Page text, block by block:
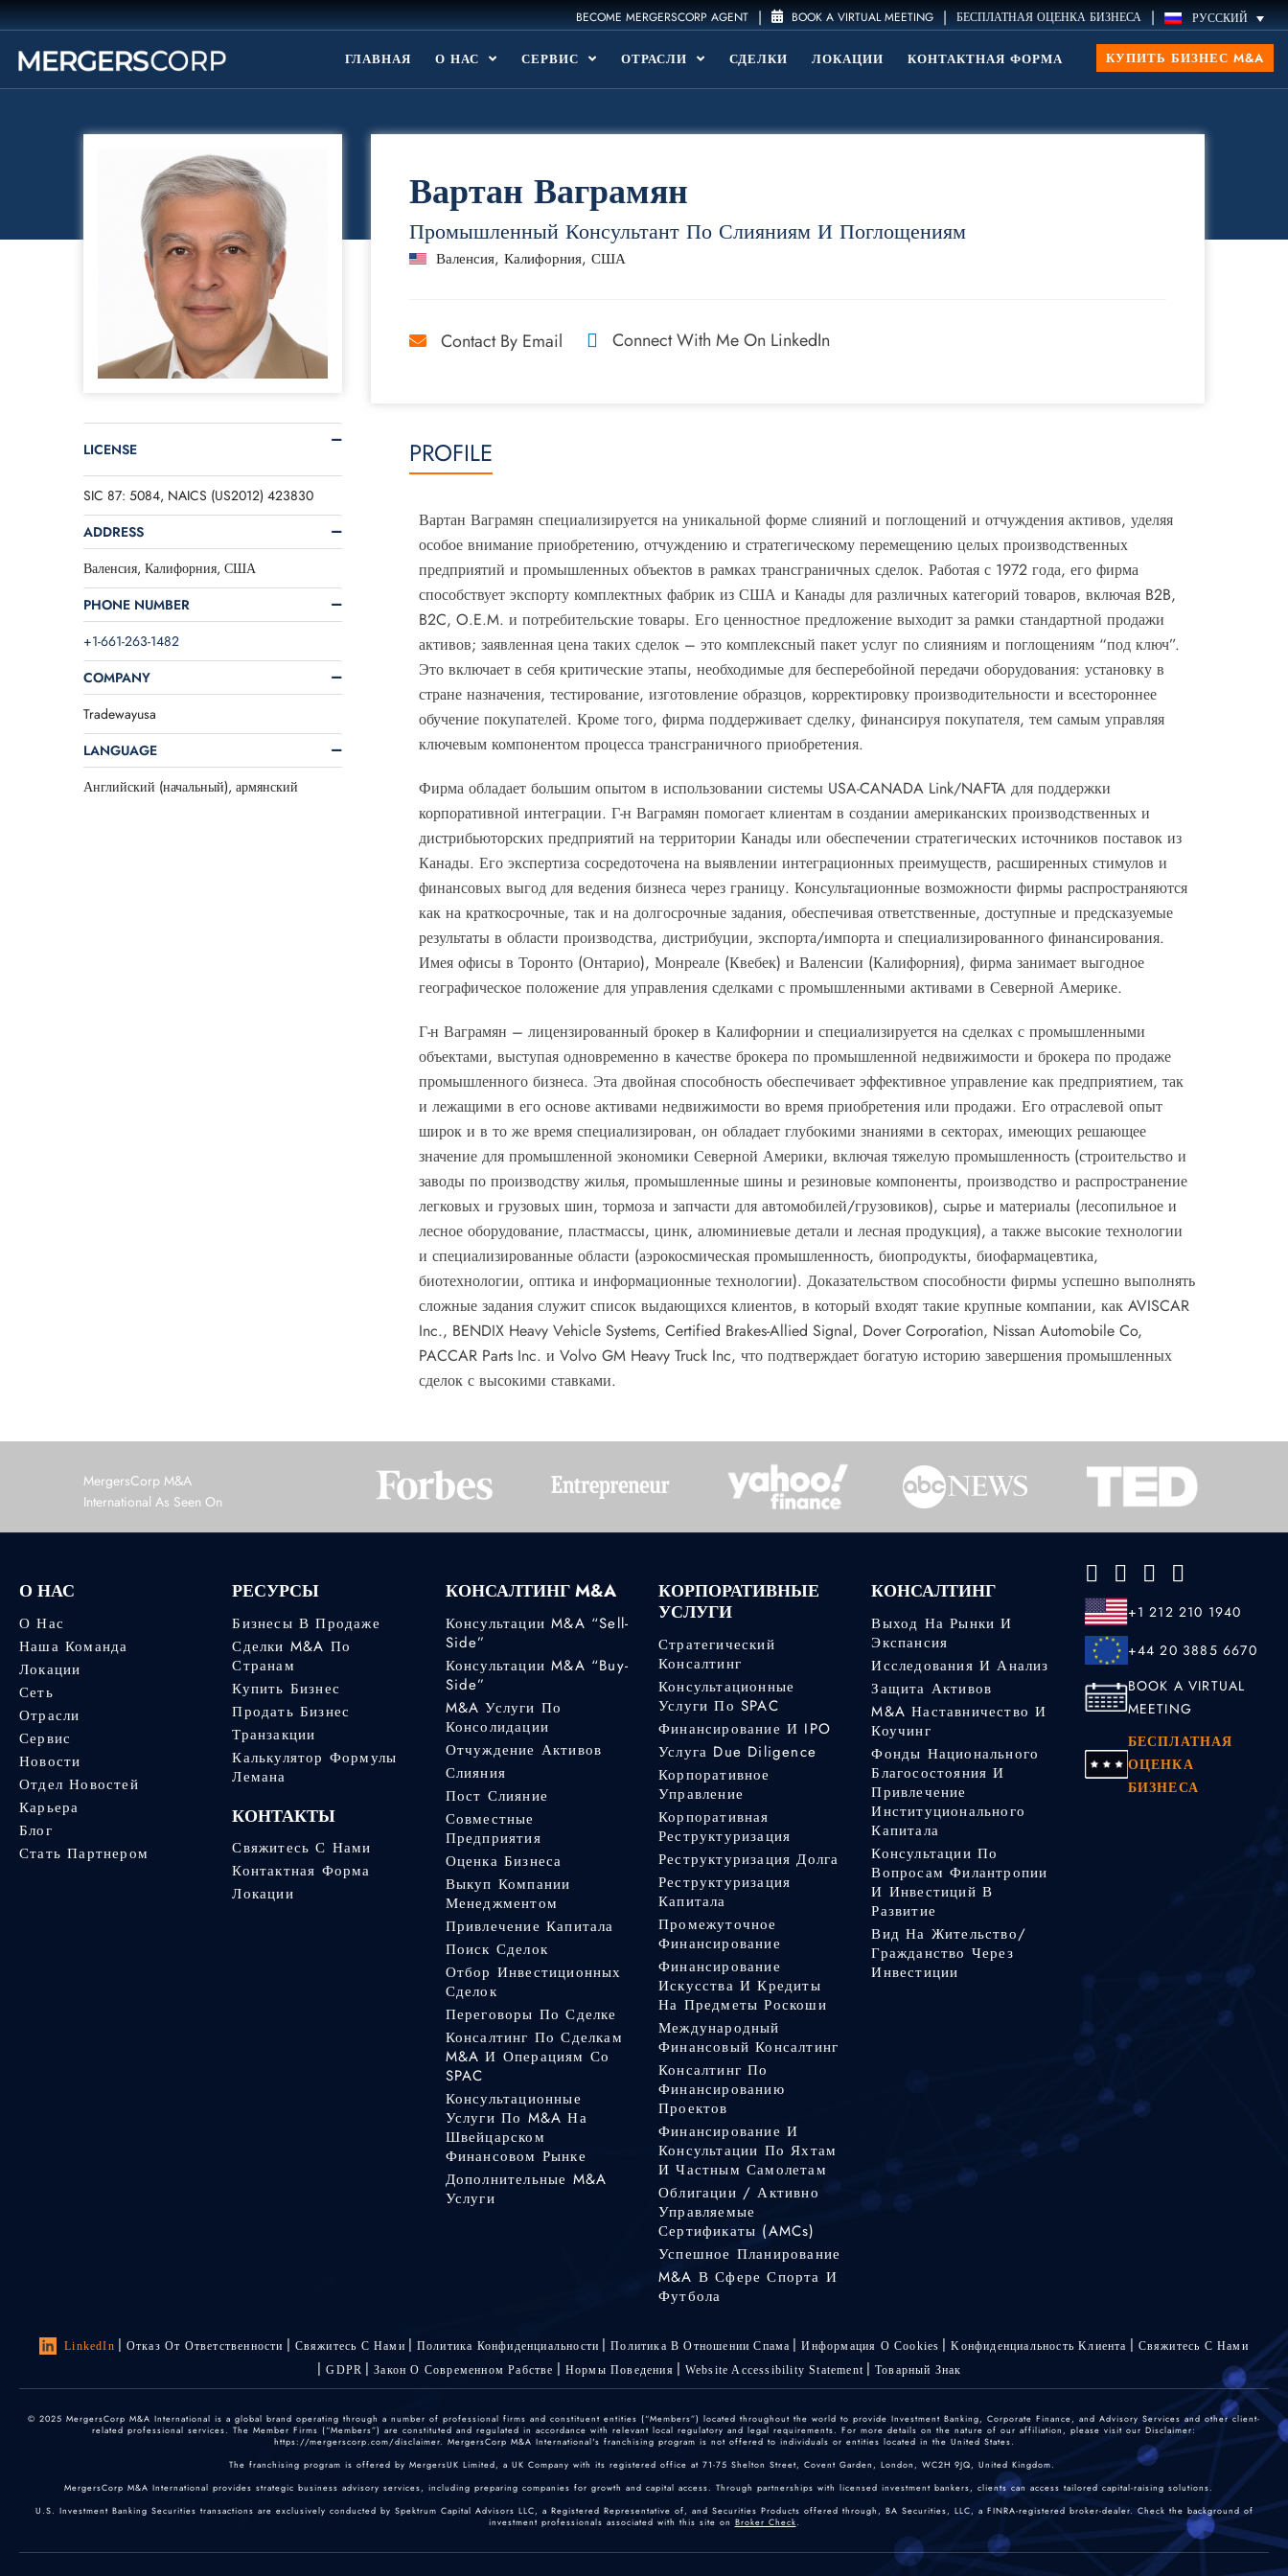
BECOME MERGERSCORP AGENT | BOOK A VIRTUAL MEETING | БЕСПЛАТНАЯ ОЦЕНКА БИЗНЕСА | РУССКИЙ
ГЛАВНАЯ О НАС СЕРВИС ОТРАСЛИ СДЕЛКИ ЛОКАЦИИ КОНТАКТНАЯ ФОРМА КУПИТЬ БИЗНЕС M&A
Вартан Ваграмян
Промышленный Консультант По Слияниям И Поглощениям
Валенсия, Калифорния, США
Contact By Email Connect With Me On LinkedIn
LICENSE
SIC 87: 5084, NAICS (US2012) 423830
ADDRESS
Валенсия, Калифорния, США
PHONE NUMBER
+1-661-263-1482
COMPANY
Tradewayusa
LANGUAGE
Английский (начальный), армянский
PROFILE
Вартан Ваграмян специализируется на уникальной форме слияний и поглощений и отчуждения активов, уделяя
особое внимание приобретению, отчуждению и стратегическому перемещению целых производственных
предприятий и промышленных объектов в рамках трансграничных сделок. Работая с 1972 года, его фирма
способствует экспорту комплектных фабрик из США и Канады для различных категорий товаров, включая B2B,
B2C, O.E.M. и потребительские товары. Его ценностное предложение выходит за рамки стандартной продажи
активов; заявленная цена таких сделок – это комплексный пакет услуг по слияниям и поглощениям “под ключ”.
Это включает в себя критические этапы, необходимые для бесперебойной передачи оборудования: установку в
стране назначения, тестирование, изготовление образцов, корректировку производительности и всестороннее
обучение покупателей. Кроме того, фирма поддерживает сделку, финансируя покупателя, тем самым управляя
ключевым компонентом процесса трансграничного приобретения.
Фирма обладает большим опытом в использовании системы USA-CANADA Link/NAFTA для поддержки
корпоративной интеграции. Г-н Ваграмян помогает клиентам в создании американских производственных и
дистрибьюторских предприятий на территории Канады или обеспечении стратегических источников поставок из
Канады. Его экспертиза сосредоточена на выявлении интеграционных преимуществ, расширенных стимулов и
финансовых выгод для ведения бизнеса через границу. Консультационные возможности фирмы распространяются
как на краткосрочные, так и на долгосрочные задания, обеспечивая ответственные, доступные и предсказуемые
результаты в области производства, дистрибуции, экспорта/импорта и специализированного финансирования.
Имея офисы в Торонто (Онтарио), Монреале (Квебек) и Валенсии (Калифорния), фирма занимает выгодное
географическое положение для управления сделками с промышленными активами в Северной Америке.
Г-н Ваграмян – лицензированный брокер в Калифорнии и специализируется на сделках с промышленными
объектами, выступая одновременно в качестве брокера по промышленной недвижимости и брокера по продаже
промышленного бизнеса. Эта двойная способность обеспечивает эффективное управление как предприятием, так
и лежащими в его основе активами недвижимости во время приобретения или продажи. Его отраслевой опыт
широк и в то же время специализирован, он обладает глубокими знаниями в секторах, имеющих решающее
значение для промышленной экономики Северной Америки, включая тяжелую промышленность (строительство и
заводы по производству жилья, промышленные шины и резиновые компоненты, производство и распространение
легковых и грузовых шин, тормоза и запчасти для автомобилей/грузовиков), сырье и материалы (лесопильное и
лесное оборудование, пластмассы, цинк, алюминиевые детали и лесная продукция), а также высокие технологии
и специализированные области (аэрокосмическая промышленность, биопродукты, биофармацевтика,
биотехнологии, оптика и информационные технологии). Доказательством способности фирмы успешно выполнять
сложные задания служит список выдающихся клиентов, в который входят такие крупные компании, как AVISCAR
Inc., BENDIX Heavy Vehicle Systems, Certified Brakes-Allied Signal, Dover Corporation, Nissan Automobile Co,
PACCAR Parts Inc. и Volvo GM Heavy Truck Inc, что подтверждает богатую историю завершения промышленных
сделок с высокими ставками.
MergersCorp M&A
International As Seen On
О НАС
О Нас
Наша Команда
Локации
Сеть
Отрасли
Сервис
Новости
Отдел Новостей
Карьера
Блог
Стать Партнером
РЕСУРСЫ
Бизнесы В Продаже
Сделки M&A По
Странам
Купить Бизнес
Продать Бизнес
Транзакции
Калькулятор Формулы
Лемана
КОНТАКТЫ
Свяжитесь С Нами
Контактная Форма
Локации
КОНСАЛТИНГ M&A
Консультации M&A “Sell-
Side”
Консультации M&A “Buy-
Side”
M&A Услуги По
Консолидации
Отчуждение Активов
Слияния
Пост Слияние
Совместные
Предприятия
Оценка Бизнеса
Выкуп Компании
Менеджментом
Привлечение Капитала
Поиск Сделок
Отбор Инвестиционных
Сделок
Переговоры По Сделке
Консалтинг По Сделкам
M&A И Операциям Со
SPAC
Консультационные
Услуги По M&A На
Швейцарском
Финансовом Рынке
Дополнительные M&A
Услуги
КОРПОРАТИВНЫЕ
УСЛУГИ
Стратегический
Консалтинг
Консультационные
Услуги По SPAC
Финансирование И IPO
Услуга Due Diligence
Корпоративное
Управление
Корпоративная
Реструктуризация
Реструктуризация Долга
Реструктуризация
Капитала
Промежуточное
Финансирование
Финансирование
Искусства И Кредиты
На Предметы Роскоши
Международный
Финансовый Консалтинг
Консалтинг По
Финансированию
Проектов
Финансирование И
Консультации По Яхтам
И Частным Самолетам
Облигации / Активно
Управляемые
Сертификаты (AMCs)
Успешное Планирование
M&A В Сфере Спорта И
Футбола
КОНСАЛТИНГ
Выход На Рынки И
Экспансия
Исследования И Анализ
Защита Активов
M&A Наставничество И
Коучинг
Фонды Национального
Благосостояния И
Привлечение
Институционального
Капитала
Консультации По
Вопросам Филантропии
И Инвестиций В
Развитие
Вид На Жительство/
Гражданство Через
Инвестиции
+1 212 210 1940
+44 20 3885 6670
BOOK A VIRTUAL
MEETING
БЕСПЛАТНАЯ
ОЦЕНКА
БИЗНЕСА
LinkedIn Отказ От Ответственности Свяжитесь С Нами Политика Конфиденциальности Политика В Отношении Спама Информация О Cookies Kонфиденциальность Kлиента
Свяжитесь С Нами
GDPR
Закон О Современном Рабстве Нормы Поведения Website Accessibility Statement Товарный Знак
© 2025 MergersCorp M&A International is a global brand operating through a number of professional firms and constituent entities (“Members”) located throughout the world to provide Investment Banking, Corporate Finance, and Advisory Services and other client-
related professional services. The Member Firms (“Members”) are constituted and regulated in accordance with relevant local regulatory and legal requirements. For more details on the nature of our affiliation, please visit our Disclaimer:
https://mergerscorp.com/disclaimer. MergersCorp M&A International's franchising program is not offered to individuals or entities located in the United States.
The franchising program is offered by MergersUK Limited, a UK Company with its registered office at 71-75 Shelton Street, Covent Garden, London, WC2H 9JQ, United Kingdom.
MergersCorp M&A International provides strategic business advisory services, including preparing companies for growth and capital access. Through partnerships with licensed investment bankers, clients can access tailored capital-raising solutions.
U.S. Investment Banking Securities transactions are exclusively conducted by Spektrum Capital Advisors LLC, a Registered Representative of, and Securities Products offered through, BA Securities, LLC, a FINRA-registered broker-dealer. Check the background of
investment professionals associated with this site on Broker Check.